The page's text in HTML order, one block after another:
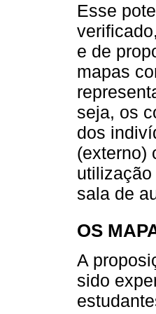
Esse
e de
mapas
seja, os
dos
(externo)
sala de
OS
A
sido